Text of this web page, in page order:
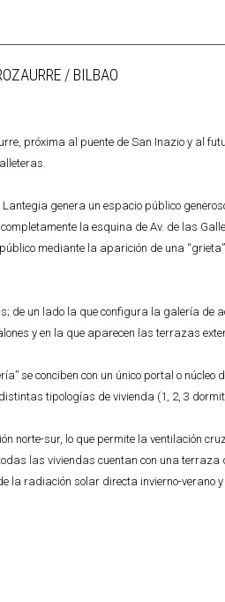
/ BILBAO
próxima al puente de San Inazio y al
genera un espacio público
la esquina de Av. de las
mediante la aparición de una
un lado la que configura la galería de
y en la que aparecen las terrazas
se conciben con un único portal o
tipologías de vivienda (1, 2, 3
norte-sur, lo que permite la ventilación
las viviendas cuentan con una
la radiación solar directa invierno-verano